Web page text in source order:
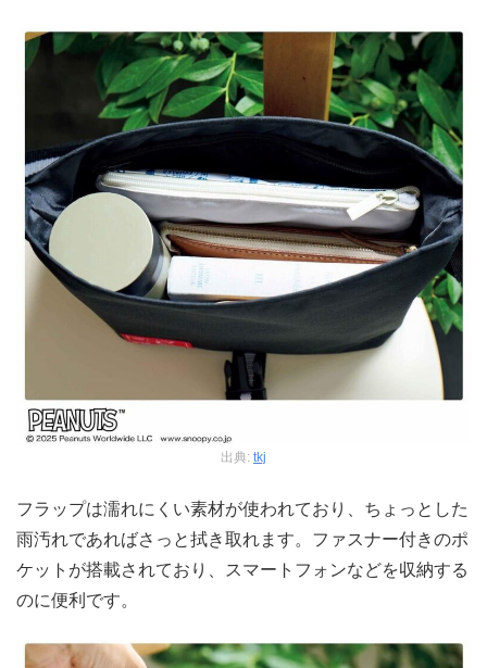
出典: tkj
フラップは濡れにくい素材が使われており、ちょっとした
雨汚れであればさっと拭き取れます。ファスナー付きのポ
ケットが搭載されており、スマートフォンなどを収納する
のに便利です。